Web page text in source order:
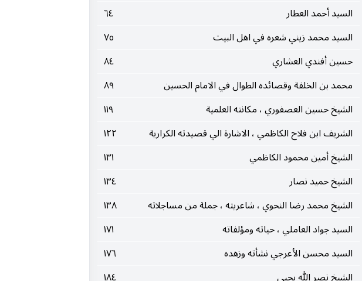
السيد أحمد العطار
٦٤
السيد محمد زيني شعره في اهل البيت
٧٥
حسين أفندي العشاري
٨٤
محمد بن الخلفة وقصائده الطوال في الامام الحسين
٨٩
الشيخ حسين العصفوري ، مكانته العلمية
١١٩
الشريف ابن فلاح الكاظمي ، الاشارة الي قصيدته الكرارية
١٢٢
الشيخ أمين محمود الكاظمي
١٣١
الشيخ حميد نصار
١٣٤
الشيخ محمد رضا النحوي ، شاعريته ، جملة من مساجلاته
١٣٨
السيد جواد العاملي ، حياته ومؤلفاته
١٧١
السيد محسن الأعرجي نشأته وزهده
١٧٦